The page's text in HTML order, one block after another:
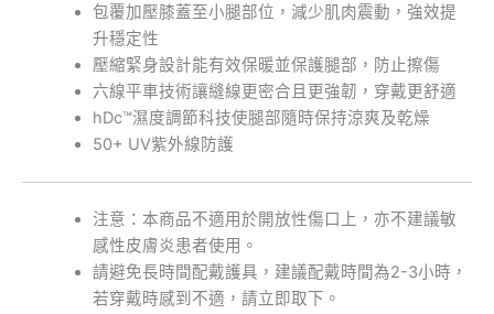
包覆加壓膝蓋至小腿部位，減少肌肉震動，強效提
升穩定性
壓縮緊身設計能有效保暖並保護腿部，防止擦傷
六線平車技術讓縫線更密合且更強韌，穿戴更舒適
hDc™濕度調節科技使腿部隨時保持涼爽及乾燥
50+ UV紫外線防護
注意：本商品不適用於開放性傷口上，亦不建議敏
感性皮膚炎患者使用。
請避免長時間配戴護具，建議配戴時間為2-3小時，
若穿戴時感到不適，請立即取下。